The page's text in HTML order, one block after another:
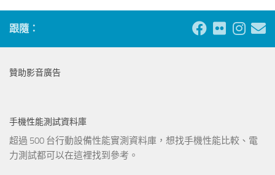
跟隨：
贊助影音廣告
手機性能測試資料庫
超過 500 台行動設備性能實測資料庫，想找手機性能比較、電
力測試都可以在這裡找到參考。